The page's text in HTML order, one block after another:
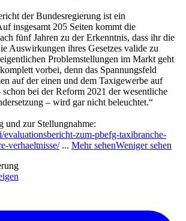
der Bundesregierung ist ein
insgesamt 205 Seiten kommt die
fünf Jahren zu der Erkenntnis, dass ihr die
Auswirkungen ihres Gesetzes valide zu
Problemstellungen im Markt geht
vorbei, denn das Spannungsfeld
auf der einen und dem Taxigewerbe auf
schon bei der Reform 2021 der wesentliche
– wird gar nicht beleuchtet.“
und zur Stellungnahme:
evaluationsbericht-zum-pbefg-taxibranche-
verhaeltnisse/ ... Mehr sehenWeniger sehen